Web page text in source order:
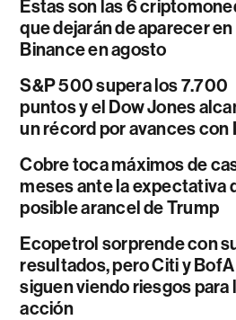
Estas son las 6
que dejarán de aparecer en
Binance en agosto
S&P 500 supera los 7.700
puntos y el Dow Jones
un récord por avances con
Cobre toca máximos de
meses ante la expectativa
posible arancel de Trump
Ecopetrol sorprende con
resultados, pero Citi y BofA
siguen viendo riesgos para
acción